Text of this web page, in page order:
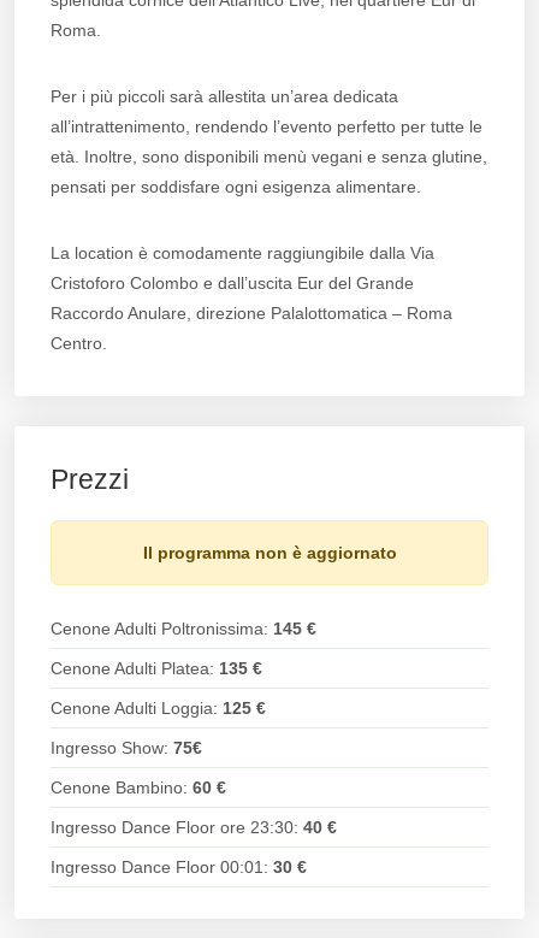
Roma.
Per i più piccoli sarà allestita un’area dedicata
all’intrattenimento, rendendo l’evento perfetto per tutte le
età. Inoltre, sono disponibili menù vegani e senza glutine,
pensati per soddisfare ogni esigenza alimentare.
La location è comodamente raggiungibile dalla Via
Cristoforo Colombo e dall’uscita Eur del Grande
Raccordo Anulare, direzione Palalottomatica – Roma
Centro.
Prezzi
Il programma non è aggiornato
Cenone Adulti Poltronissima: 145 €
Cenone Adulti Platea: 135 €
Cenone Adulti Loggia: 125 €
Ingresso Show: 75€
Cenone Bambino: 60 €
Ingresso Dance Floor ore 23:30: 40 €
Ingresso Dance Floor 00:01: 30 €